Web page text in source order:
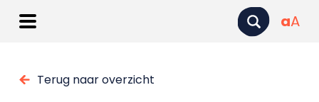
aA
Terug naar overzicht